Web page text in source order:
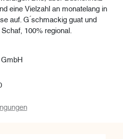
eine Vielzahl an monatelang in
auf. G ́schmackig guat und
100% regional.